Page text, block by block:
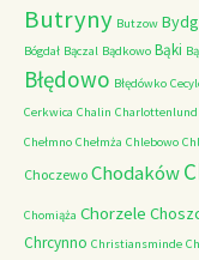
Butryny Butzow
Bógdał Bączal Bądkowo Bąki
Błędowo Błędówko
Cerkwica Chalin Charlottenlund
Chełmno Chełmża Chlebowo
Choczewo Chodaków
Chomiąża Chorzele
Chrcynno Christiansminde